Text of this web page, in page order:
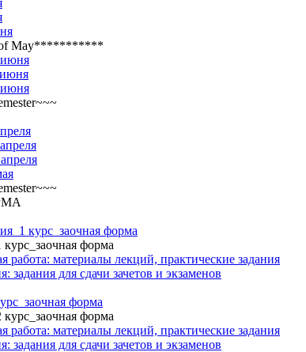
May***********
курс_заочная форма
курс_заочная форма
работа: материалы лекций, практические задания
задания для сдачи зачетов и экзаменов
форма
курс_заочная форма
работа: материалы лекций, практические задания
задания для сдачи зачетов и экзаменов